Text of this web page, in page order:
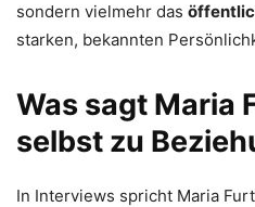
sondern vielmehr das
starken, bekannten
Was sagt Maria
selbst zu
In Interviews spricht Maria